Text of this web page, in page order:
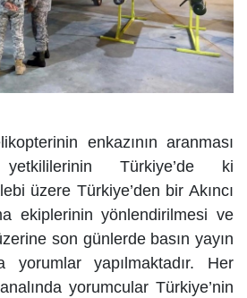
enkazının aranması
Türkiye’de ki
üzere Türkiye’den bir Akıncı
ekiplerinin yönlendirilmesi ve
son günlerde basın yayın
yorumlar yapılmaktadır. Her
yorumcular Türkiye’nin